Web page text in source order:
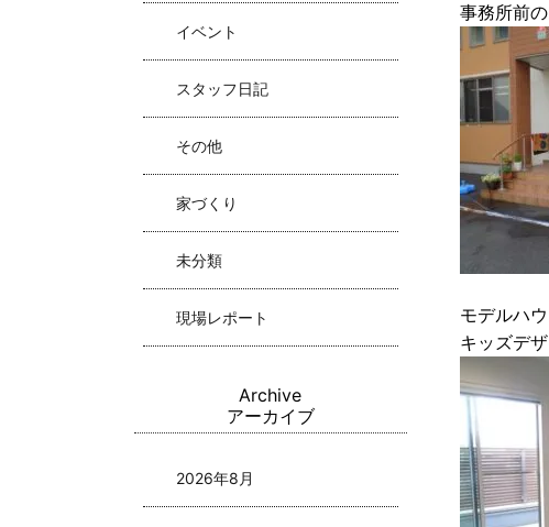
事務所前
モデルハ
キッズデ
イベント
スタッフ日記
その他
家づくり
未分類
現場レポート
Archive
アーカイブ
2026年8月